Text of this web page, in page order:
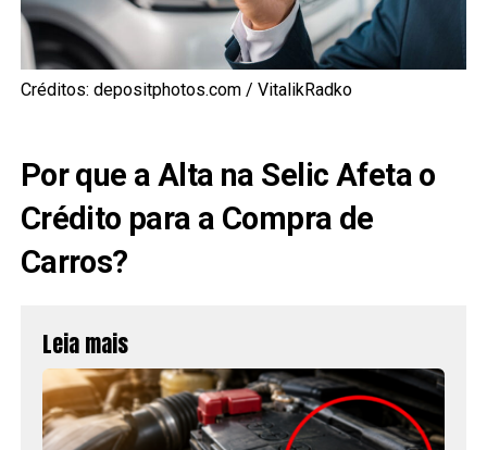
Créditos: depositphotos.com / VitalikRadko
Por que a Alta na Selic Afeta o
Crédito para a Compra de
Carros?
Leia mais